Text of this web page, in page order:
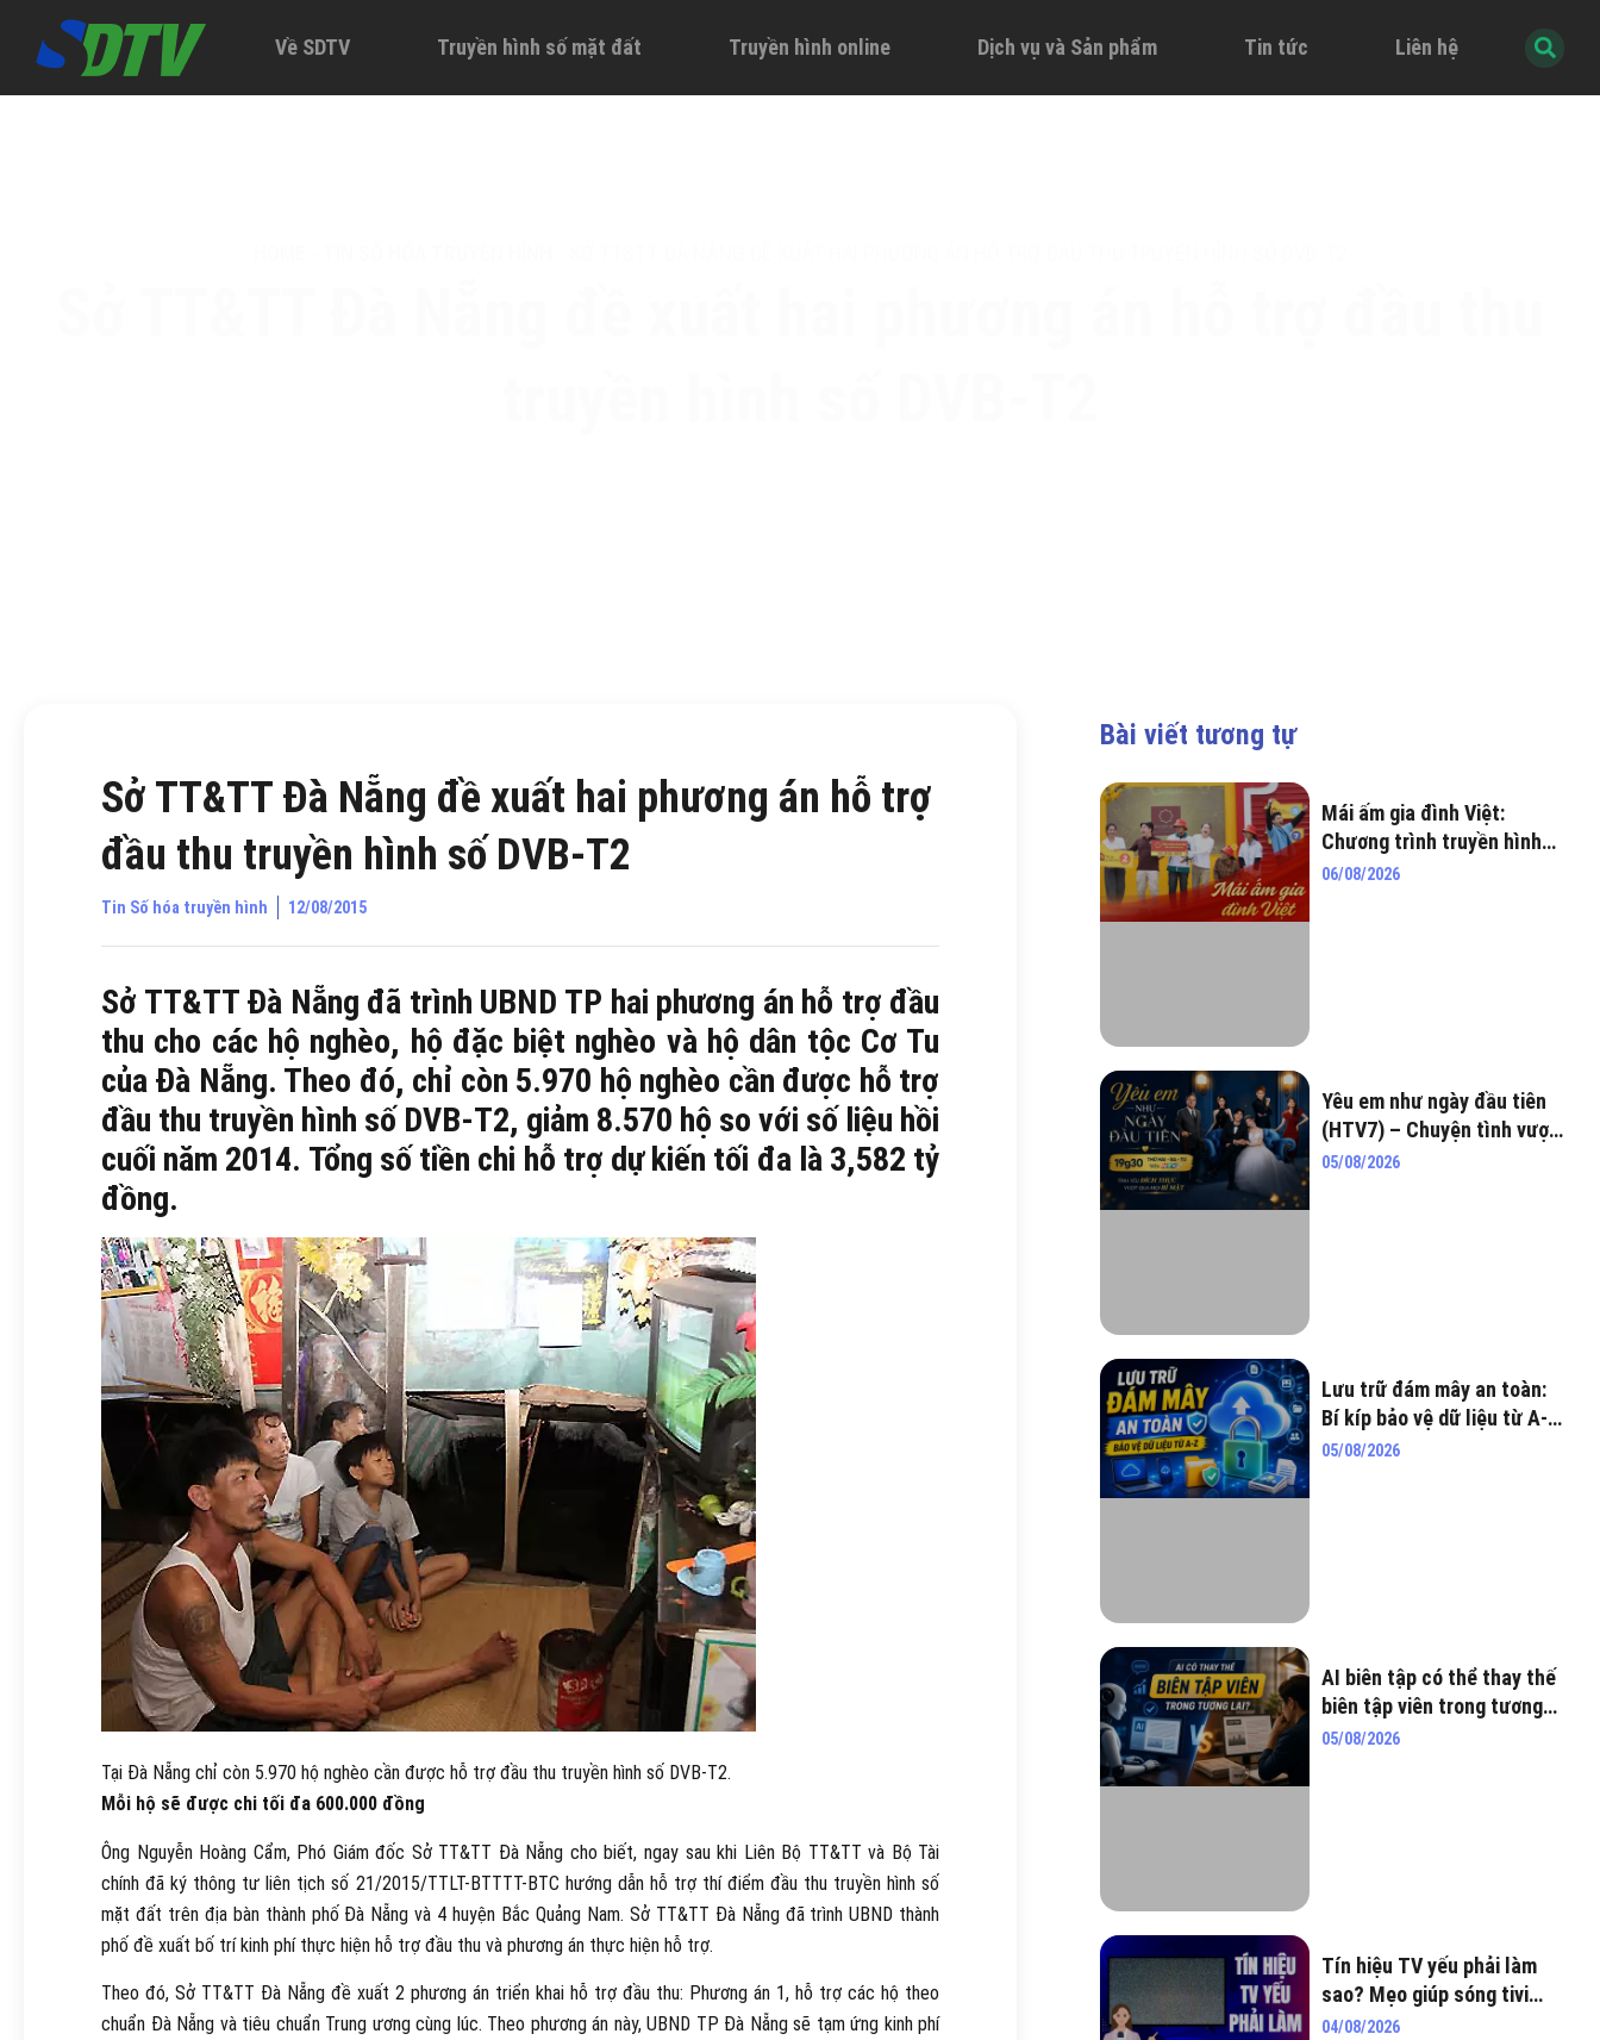
Về SDTV Truyền hình số mặt đất Truyền hình online Dịch vụ và Sản phẩm Tin tức Liên hệ
Sở TT&TT Đà Nẵng đề xuất hai phương án hỗ trợ
đầu thu truyền hình số DVB-T2
Tin Số hóa truyền hình 12/08/2015
Sở TT&TT Đà Nẵng đã trình UBND TP hai phương án hỗ trợ đầu
thu cho các hộ nghèo, hộ đặc biệt nghèo và hộ dân tộc Cơ Tu
của Đà Nẵng. Theo đó, chỉ còn 5.970 hộ nghèo cần được hỗ trợ
đầu thu truyền hình số DVB-T2, giảm 8.570 hộ so với số liệu hồi
cuối năm 2014. Tổng số tiền chi hỗ trợ dự kiến tối đa là 3,582 tỷ
đồng.
Tại Đà Nẵng chỉ còn 5.970 hộ nghèo cần được hỗ trợ đầu thu truyền hình số DVB-T2.
Mỗi hộ sẽ được chi tối đa 600.000 đồng
Ông Nguyễn Hoàng Cẩm, Phó Giám đốc Sở TT&TT Đà Nẵng cho biết, ngay sau khi Liên Bộ TT&TT và Bộ Tài
chính đã ký thông tư liên tịch số 21/2015/TTLT-BTTTT-BTC hướng dẫn hỗ trợ thí điểm đầu thu truyền hình số
mặt đất trên địa bàn thành phố Đà Nẵng và 4 huyện Bắc Quảng Nam. Sở TT&TT Đà Nẵng đã trình UBND thành
phố đề xuất bố trí kinh phí thực hiện hỗ trợ đầu thu và phương án thực hiện hỗ trợ.
Theo đó, Sở TT&TT Đà Nẵng đề xuất 2 phương án triển khai hỗ trợ đầu thu: Phương án 1, hỗ trợ các hộ theo
chuẩn Đà Nẵng và tiêu chuẩn Trung ương cùng lúc. Theo phương án này, UBND TP Đà Nẵng sẽ tạm ứng kinh phí
Bài viết tương tự
Mái ấm gia đình Việt:
Chương trình truyền hình
nhân văn lan tỏa yêu
06/08/2026
Yêu em như ngày đầu tiên
(HTV7) – Chuyện tình vượt
qua hiểu lầm, tham vọng và
05/08/2026
Lưu trữ đám mây an toàn:
Bí kíp bảo vệ dữ liệu từ A-Z
năm 2026
05/08/2026
AI biên tập có thể thay thế
biên tập viên trong tương
lai? Góc nhìn mới nhất năm
05/08/2026
Tín hiệu TV yếu phải làm
sao? Mẹo giúp sóng tivi
mạnh hơn ngay tại nhà
04/08/2026